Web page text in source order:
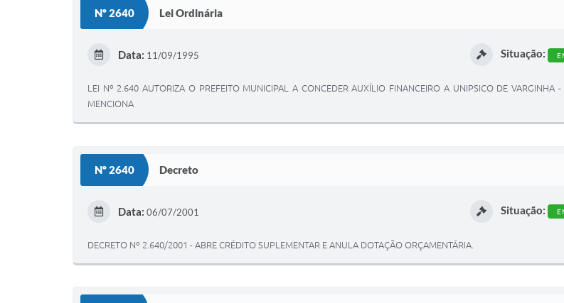
Nº 2640 Lei Ordinária
Data: 11/09/1995 Situação:
LEI Nº 2.640 AUTORIZA O PREFEITO MUNICIPAL A CONCEDER AUXÍLIO FINANCEIRO A UNIPSICO DE
MENCIONA
Nº 2640 Decreto
Data: 06/07/2001 Situação:
DECRETO Nº 2.640/2001 - ABRE CRÉDITO SUPLEMENTAR E ANULA DOTAÇÃO ORÇAMENTÁRIA.